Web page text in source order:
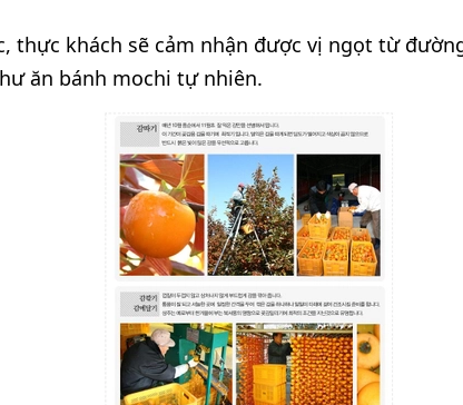
thực khách sẽ cảm nhận được vị ngọt từ
ăn bánh mochi tự nhiên.